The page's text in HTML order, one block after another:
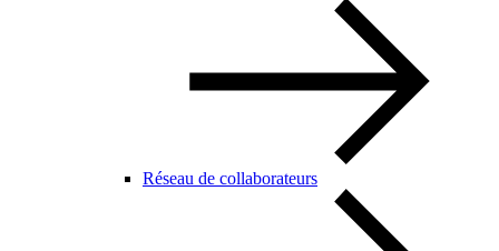
Réseau de collaborateurs